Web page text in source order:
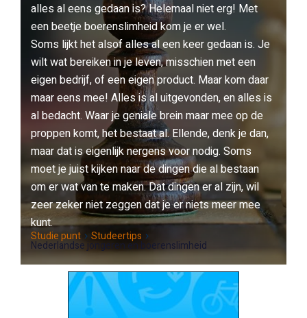
alles al eens gedaan is? Helemaal niet erg! Met
een beetje boerenslimheid kom je er wel.
Soms lijkt het alsof alles al een keer gedaan is. Je
wilt wat bereiken in je leven, misschien met een
eigen bedrijf, of een eigen product. Maar kom daar
maar eens mee! Alles is al uitgevonden, en alles is
al bedacht. Waar je geniale brein maar mee op de
proppen komt, het bestaat al. Ellende, denk je dan,
maar dat is eigenlijk nergens voor nodig. Soms
moet je juist kijken naar de dingen die al bestaan
om er wat van te maken. Dat dingen er al zijn, wil
zeer zeker niet zeggen dat je er niets meer mee
kunt.
Studie punt Studeertips
Nederlandse jongeren en boerenslimheid